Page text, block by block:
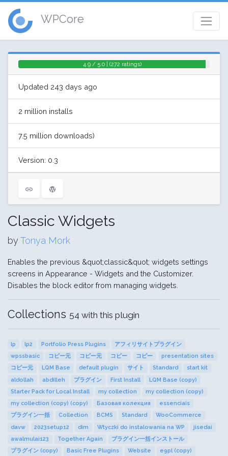
WPCore
4.9 / 5.0 | (272 ratings)
Updated 243 days ago
2 million installs
7.5 million downloads)
Version: 0.3
Classic Widgets
byTonya Mork
Enables the previous &quot;classic&quot; widgets settings
screens in Appearance - Widgets and the Customizer.
Disables the block editor from managing widgets.
Collections 54 with this plugin
lp lp2 Portfolio Press Plugins
アフィリサイトプラグイン
wpssbasic
コピー元 コピー元 コピー コピー
presentation sites
コピー元
LQM Base default plugin サイト Standard
start kit
aldollah
abdilleh プラグイン First Install
LQM Base (copy)
Starter Pack for Local Install
my collection
my collection (copy)
my collection (copy) (copy)
Базовая колекция
essenciais
プラグイン一括
Collection BCMS Standard
WooCommerce
davw
2023setup12 dim Wtyczki do instalowania na WP
jisedai
awalmulai123
Together Again
プラグイン一括インストール
プラグイン (copy)
Basic Free Plugins Website e9pl (copy)